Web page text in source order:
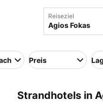
Reiseziel
Preis
Strandhotels in